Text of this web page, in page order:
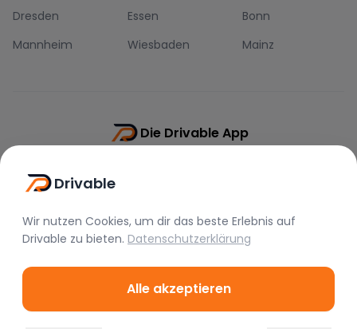
Dresden
Essen
Bonn
Mannheim
Wiesbaden Mainz
Die Drivable App
©2026Drivable.Alle Rechte vorbehalten.
Drivable
Wir nutzen Cookies, um dir das beste Erlebnis auf
Drivable zu bieten. Datenschutzerklärung
Alle akzeptieren